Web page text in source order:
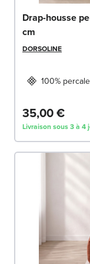
Drap-housse
cm
DORSOLINE
100%
35,00 €
Livraison sous 3 à 4